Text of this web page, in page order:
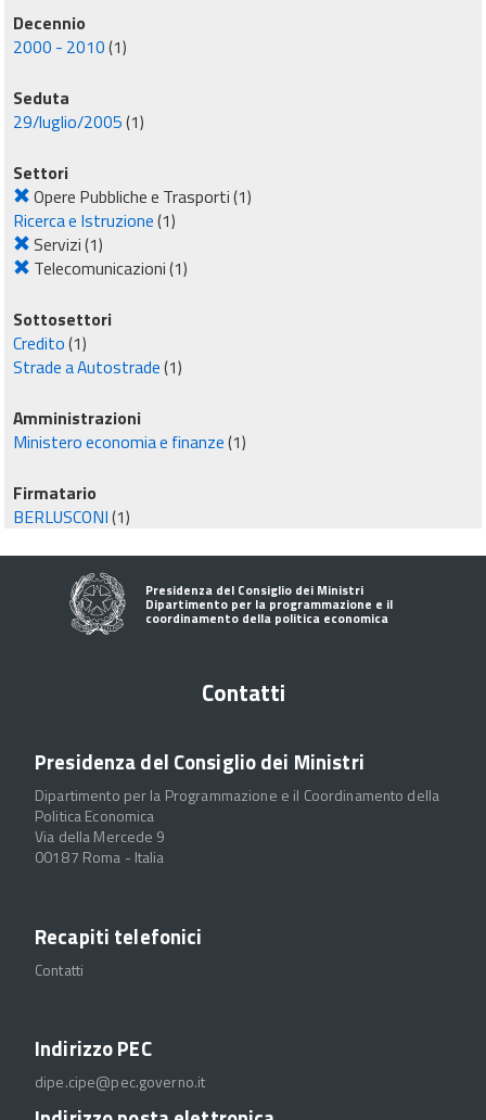
Decennio
2000 - 2010(1)
Seduta
29/luglio/2005(1)
Settori
Opere Pubbliche e Trasporti(1)
Ricerca e Istruzione(1)
Servizi(1)
Telecomunicazioni(1)
Sottosettori
Credito(1)
Strade a Autostrade(1)
Amministrazioni
Ministero economia e finanze(1)
Firmatario
BERLUSCONI(1)
Presidenza del Consiglio dei Ministri
Dipartimento per la programmazione e il
coordinamento della politica economica
Contatti
Presidenza del Consiglio dei Ministri
Dipartimento per la Programmazione e il Coordinamento della
Politica Economica
Via della Mercede 9
00187 Roma - Italia
Recapiti telefonici
Contatti
Indirizzo PEC
dipe.cipe@pec.governo.it